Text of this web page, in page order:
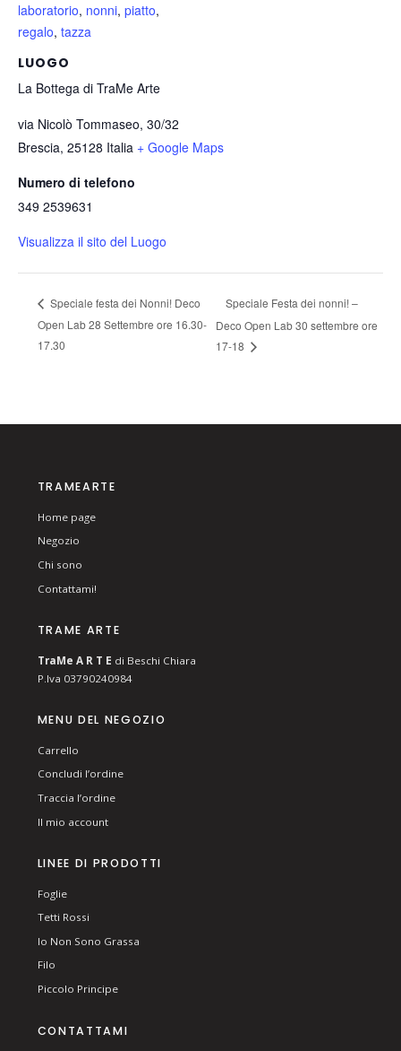
laboratorio, nonni, piatto,
regalo, tazza
LUOGO
La Bottega di TraMe Arte
via Nicolò Tommaseo, 30/32
Brescia, 25128 Italia + Google Maps
Numero di telefono
349 2539631
Visualizza il sito del Luogo
Speciale festa dei Nonni! Deco
Open Lab 28 Settembre ore 16.30-
17.30
Speciale Festa dei nonni! –
Deco Open Lab 30 settembre ore
17-18
TRAMEARTE
Home page
Negozio
Chi sono
Contattami!
TRAME ARTE
TraMe A R T E di Beschi Chiara
P.Iva 03790240984
MENU DEL NEGOZIO
Carrello
Concludi l’ordine
Traccia l’ordine
Il mio account
LINEE DI PRODOTTI
Foglie
Tetti Rossi
Io Non Sono Grassa
Filo
Piccolo Principe
CONTATTAMI